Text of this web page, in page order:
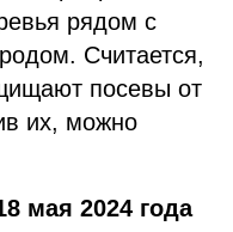
рядом с
Считается,
посевы от
их, можно
мая 2024 года